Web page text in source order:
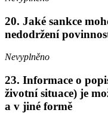
20. Jaké sankce
nedodržení
Nevyplněno
23. Informace o
životní situace) je
a v jiné formě